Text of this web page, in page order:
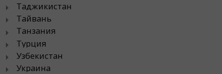
Таджикистан
Тайвань
Танзания
Турция
Узбекистан
Украина